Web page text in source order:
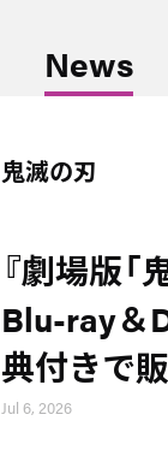
News
鬼滅の刃
『劇場版
Blu-ray＆
典付きで
Jul 6, 2026